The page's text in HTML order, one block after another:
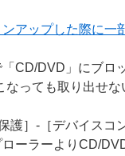
アップした際に一
CD/DVD」にブ
なっても取り出せな
護］-［デバイス
ーラーよりCD/